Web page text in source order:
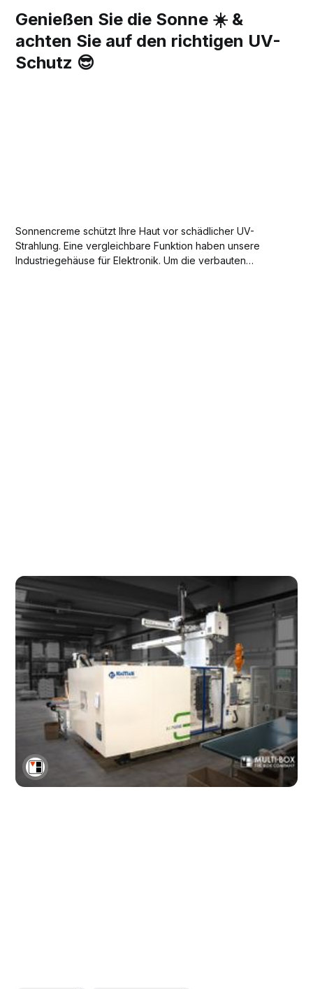
Genießen Sie die Sonne ☀️ &
achten Sie auf den richtigen UV-
Schutz 😎
Sonnencreme schützt Ihre Haut vor schädlicher UV-
Strahlung. Eine vergleichbare Funktion haben unsere
Industriegehäuse für Elektronik. Um die verbauten